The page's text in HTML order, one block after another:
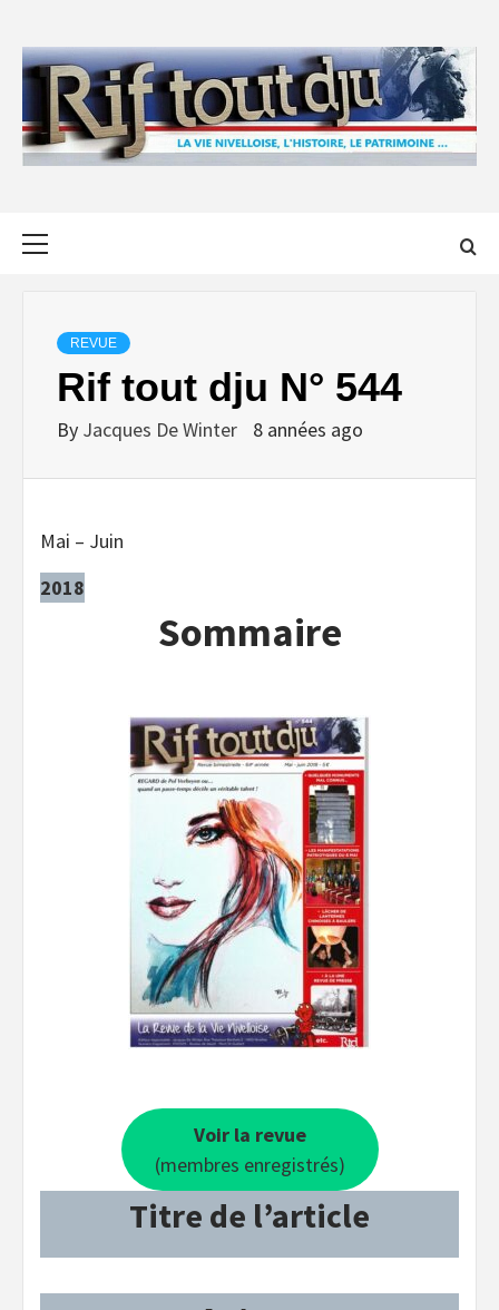
content
REVUE
Rif tout dju N° 544
By Jacques De Winter 8 années ago
Mai – Juin
2018
Sommaire
Voir la revue
(membres enregistrés)
Titre de l’article